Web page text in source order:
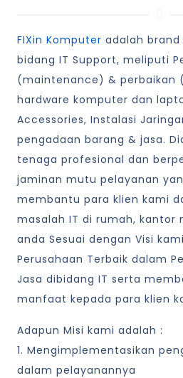
FIXin Komputer adalah
bidang IT Support, meliputi
(maintenance) & perbaikan
hardware komputer dan
Accessories, Instalasi
pengadaan barang & jasa.
tenaga profesional dan
jaminan mutu pelayanan
membantu para klien kami
masalah IT di rumah, kantor
anda Sesuai dengan Visi
Perusahaan Terbaik dalam
Jasa dibidang IT serta
manfaat kepada para klien
Adapun Misi kami adalah :
1. Mengimplementasikan
dalam pelayanannya